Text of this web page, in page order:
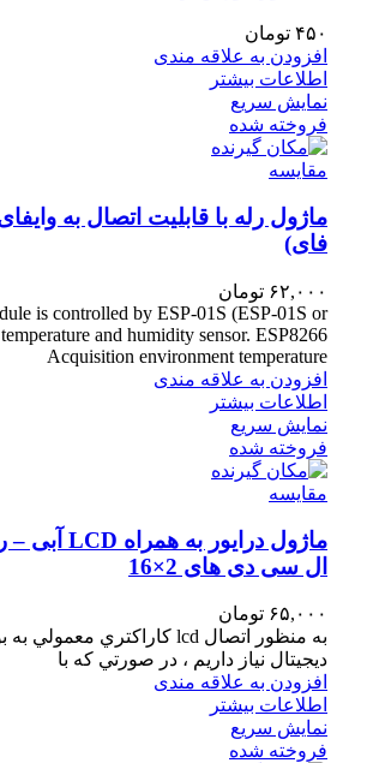
۴۵۰ تومان
افزودن به علاقه مندی
اطلاعات بیشتر
نمایش سریع
فروخته شده
مقايسه
فای)
۶۲,۰۰۰ تومان
is controlled by ESP-01S (ESP-01S or
and humidity sensor. ESP8266
Acquisition environment temperature
افزودن به علاقه مندی
اطلاعات بیشتر
نمایش سریع
فروخته شده
مقايسه
ال سی دی های 2×16
۶۵,۰۰۰ تومان
ديجيتال نياز داريم ، در صورتي كه با
افزودن به علاقه مندی
اطلاعات بیشتر
نمایش سریع
فروخته شده